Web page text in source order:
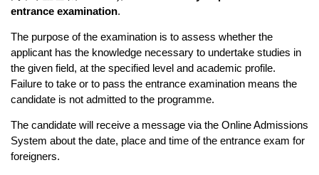
entrance examination.
The purpose of the examination is to assess whether the
applicant has the knowledge necessary to undertake studies in
the given field, at the specified level and academic profile.
Failure to take or to pass the entrance examination means the
candidate is not admitted to the programme.
The candidate will receive a message via the Online Admissions
System about the date, place and time of the entrance exam for
foreigners.